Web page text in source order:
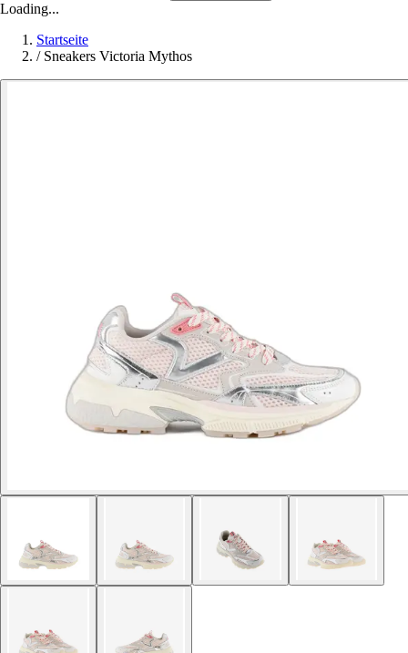
Loading...
Startseite
/ Sneakers Victoria Mythos